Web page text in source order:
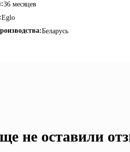
36 месяцев
Eglo
Беларусь
не оставили